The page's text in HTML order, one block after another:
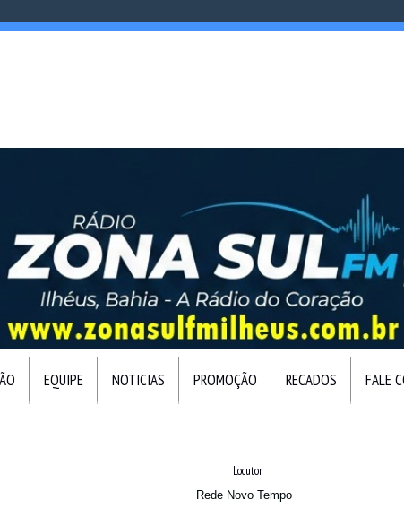
EQUIPE NOTICIAS PROMOÇÃO RECADOS FALE
Locutor
Rede Novo Tempo